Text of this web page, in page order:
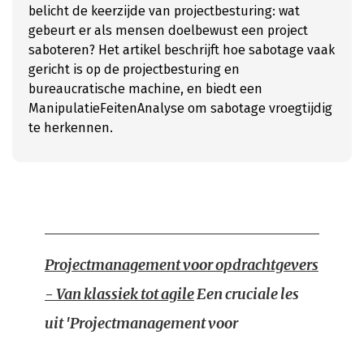
belicht de keerzijde van projectbesturing: wat
gebeurt er als mensen doelbewust een project
saboteren? Het artikel beschrijft hoe sabotage vaak
gericht is op de projectbesturing en
bureaucratische machine, en biedt een
ManipulatieFeitenAnalyse om sabotage vroegtijdig
te herkennen.
Projectmanagement voor opdrachtgevers
- Van klassiek tot agileEen cruciale les
uit 'Projectmanagement voor